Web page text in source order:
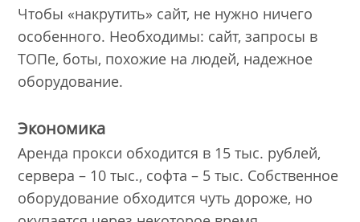
Чтобы «накрутить» сайт, не нужно ничего
особенного. Необходимы: сайт, запросы в
ТОПе, боты, похожие на людей, надежное
оборудование.
Экономика
Аренда прокси обходится в 15 тыс. рублей,
сервера – 10 тыс., софта – 5 тыс. Собственное
оборудование обходится чуть дороже, но